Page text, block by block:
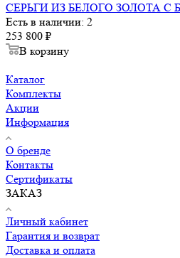
СЕРЬГИ ИЗ БЕЛОГО ЗОЛОТА
Есть в наличии: 2
253 800 ₽
В корзину
Каталог
Комплекты
Акции
Информация
О бренде
Контакты
Сертификаты
ЗАКАЗ
Личный кабинет
Гарантия и возврат
Доставка и оплата